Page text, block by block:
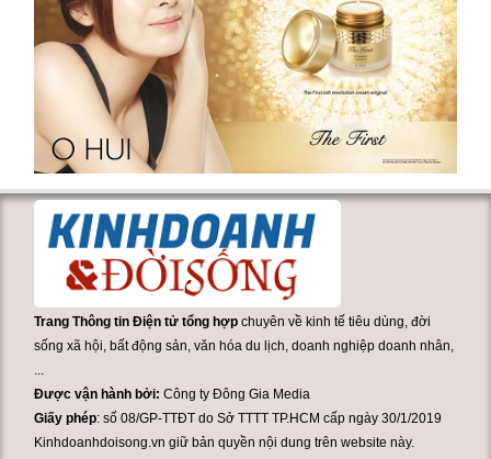
Trang Thông tin Điện tử tổng hợp chuyên về kinh tế tiêu dùng, đời
sống xã hội, bất động sản, văn hóa du lịch, doanh nghiệp doanh nhân,
...
Được vận hành bởi:Công ty Đông Gia Media
Giấy phép: số 08/GP-TTĐT do Sở TTTT TP.HCM cấp ngày 30/1/2019
Kinhdoanhdoisong.vn giữ bản quyền nội dung trên website này.